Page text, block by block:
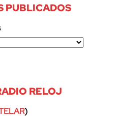
PUBLICADOS
RELOJ
)